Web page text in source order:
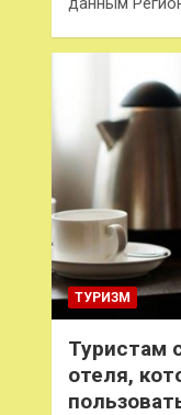
ТУРИЗМ
Туристам
отеля,